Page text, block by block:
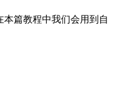
本篇教程中我们会用到自